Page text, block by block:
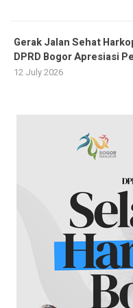
Gerak Jalan Sehat
DPRD Bogor Apresiasi
12 July 2026